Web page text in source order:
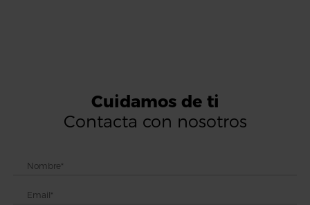
Cuidamos de ti
Contacta con nosotros